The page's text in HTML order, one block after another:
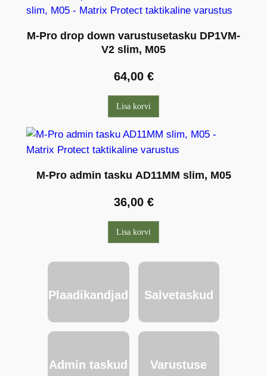
M-Pro drop down varustusetasku DP1VM-
V2 slim, M05
64,00 €
Lisa korvi
M-Pro admin tasku AD11MM slim, M05
36,00 €
Lisa korvi
Plaadikandjad Salvetaskud
Admin taskud
Varustuse